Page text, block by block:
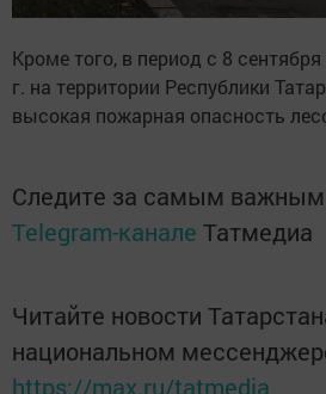
Кроме того, в период с 8
г. на территории Республики
высокая пожарная опасность
Следите за самым
Telegram-канале Татмедиа
Читайте новости
национальном
https://max.ru/tatmedia